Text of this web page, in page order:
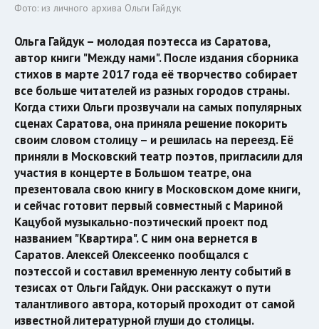
Фото: из личного архива Ольги Гайдук
Ольга Гайдук – молодая поэтесса из Саратова,
автор книги "Между нами". После издания сборника
стихов в марте 2017 года её творчество собирает
все больше читателей из разных городов страны.
Когда стихи Ольги прозвучали на самых популярных
сценах Саратова, она приняла решение покорить
своим словом столицу – и решилась на переезд. Её
приняли в Московский театр поэтов, пригласили для
участия в концерте в Большом театре, она
презентовала свою книгу в Московском доме книги,
и сейчас готовит первый совместный с Мариной
Кацубой музыкально-поэтический проект под
названием "Квартира". С ним она вернется в
Саратов. Алексей Олексеенко пообщался с
поэтессой и составил временную ленту событий в
тезисах от Ольги Гайдук. Они расскажут о пути
талантливого автора, который проходит от самой
известной литературной глуши до столицы.